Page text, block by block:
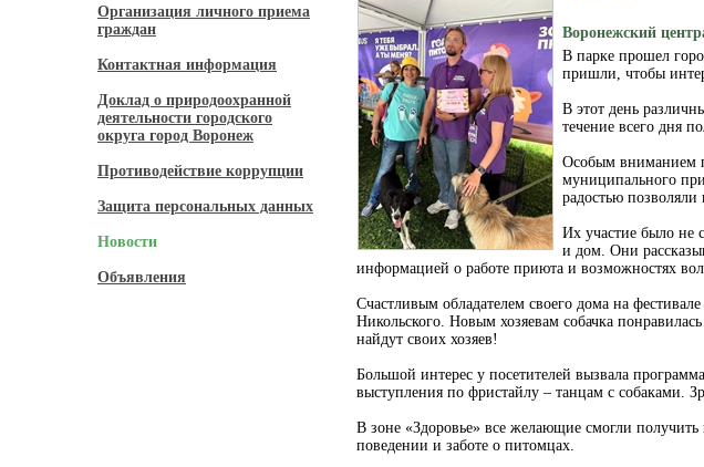
Организация личного приема
граждан
Контактная информация
Доклад о природоохранной
деятельности городского
округа город Воронеж
Противодействие коррупции
Защита персональных данных
Новости
Объявления
Воронежский
В парке прошел
пришли, чтобы
В этот день
течение всего дня
Особым вниманием
муниципального
радостью
Их участие было не
и дом. Они
информацией о работе приюта и возможностях
Счастливым обладателем своего дома на
Никольского. Новым хозяевам собачка
найдут своих хозяев!
Большой интерес у посетителей вызвала
выступления по фристайлу – танцам с собаками.
В зоне «Здоровье» все желающие смогли получить
поведении и заботе о питомцах.